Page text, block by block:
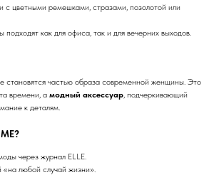
с цветными ремешками, стразами, позолотой или
подходят как для офиса, так и для вечерних выходов.
становятся частью образа современной женщины. Это
времени, а модный аксессуар, подчеркивающий
к деталям.
через журнал ELLE.
любой случай жизни».